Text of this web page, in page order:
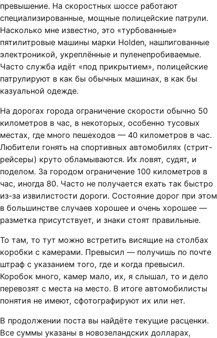
превышение. На скоростных шоссе работают
специализированные, мощные полицейские патрули.
Насколько мне известно, это «турбованные»
пятилитровые машины марки Holden, нашпигованные
электроникой, укреплённые и пуленепробиваемые.
Часто служба идёт «под прикрытием», полицейские
патрулируют в как бы обычных машинах, в как бы
казуальной одежде.
На дорогах города ограничение скорости обычно 50
километров в час, в некоторых, особенно тусовых
местах, где много пешеходов — 40 километров в час.
Любители гонять на спортивных автомобилях (стрит-
рейсеры) круто обламываются. Их ловят, судят, и
поделом. За городом ограничение 100 километров в
час, иногда 80. Часто не получается ехать так быстро
из-за извилистости дороги. Состояние дорог при этом
в большинстве случаев хорошее и очень хорошее —
разметка присутствует, и знаки стоят правильные.
То там, то тут можно встретить висящие на столбах
коробки с камерами. Превысил — получишь по почте
штраф с указанием того, где и когда превысил.
Коробок много, камер мало, их, я слышал, то и дело
перевозят с места на место. В итоге автомобилисты
понятия не имеют, сфотографируют их или нет.
В продолжении поста вы найдёте текущие расценки.
Все суммы указаны в новозеландских долларах,